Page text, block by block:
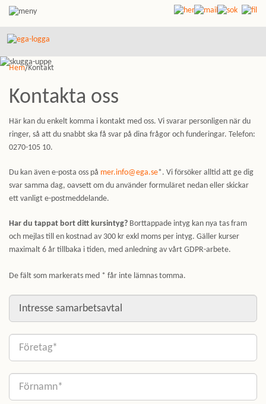
Hem/Kontakt
Kontakta oss
Här kan du enkelt komma i kontakt med oss. Vi svarar personligen när du
ringer, så att du snabbt ska få svar på dina frågor och funderingar. Telefon:
0270-105 10.
Du kan även e-posta oss på mer.info@ega.se*. Vi försöker alltid att ge dig
svar samma dag, oavsett om du använder formuläret nedan eller skickar
ett vanligt e-postmeddelande.
Har du tappat bort ditt kursintyg? Borttappade intyg kan nya tas fram
och mejlas till en kostnad av 300 kr exkl moms per intyg. Gäller kurser
maximalt 6 år tillbaka i tiden, med anledning av vårt GDPR-arbete.
De fält som markerats med * får inte lämnas tomma.